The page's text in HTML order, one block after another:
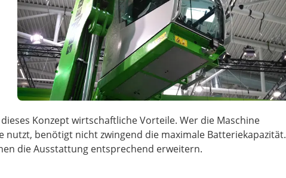
Konzept wirtschaftliche Vorteile. Wer die Maschine
benötigt nicht zwingend die maximale Batteriekapazität.
die Ausstattung entsprechend erweitern.